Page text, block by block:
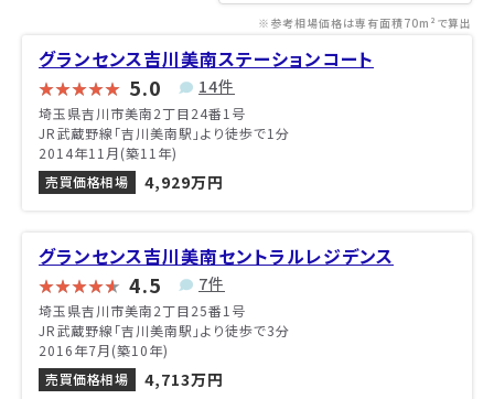
※参考相場価格は専有面積70m²で算出
グランセンス吉川美南ステーションコート
5.0 14件
埼玉県吉川市美南2丁目24番1号
JR武蔵野線「吉川美南駅」より徒歩で1分
2014年11月(築11年)
売買価格相場
4,929万円
グランセンス吉川美南セントラルレジデンス
4.5 7件
埼玉県吉川市美南2丁目25番1号
JR武蔵野線「吉川美南駅」より徒歩で3分
2016年7月(築10年)
売買価格相場
4,713万円